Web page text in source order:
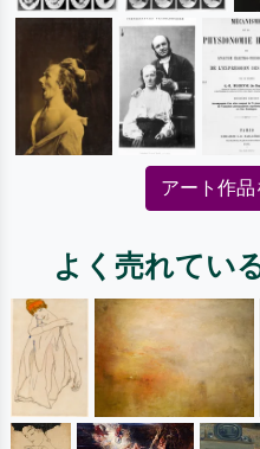
アート作
よく売れてい